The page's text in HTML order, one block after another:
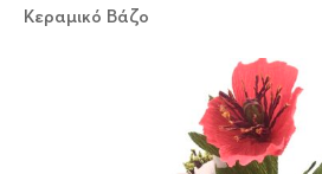
Κεραμικό Βάζο